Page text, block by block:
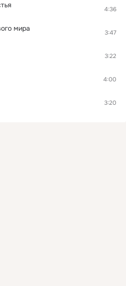
4:36
мира 3:47
3:22
4:00
3:20